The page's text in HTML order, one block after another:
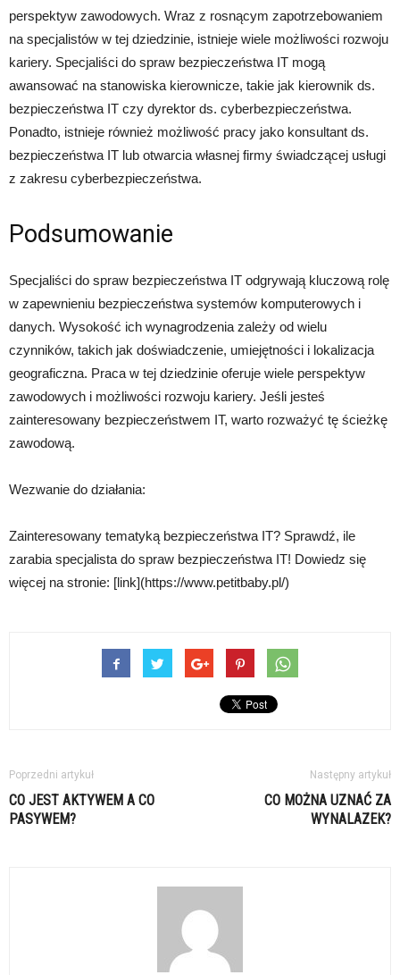
perspektyw zawodowych. Wraz z rosnącym zapotrzebowaniem
na specjalistów w tej dziedzinie, istnieje wiele możliwości rozwoju
kariery. Specjaliści do spraw bezpieczeństwa IT mogą
awansować na stanowiska kierownicze, takie jak kierownik ds.
bezpieczeństwa IT czy dyrektor ds. cyberbezpieczeństwa.
Ponadto, istnieje również możliwość pracy jako konsultant ds.
bezpieczeństwa IT lub otwarcia własnej firmy świadczącej usługi
z zakresu cyberbezpieczeństwa.
Podsumowanie
Specjaliści do spraw bezpieczeństwa IT odgrywają kluczową rolę
w zapewnieniu bezpieczeństwa systemów komputerowych i
danych. Wysokość ich wynagrodzenia zależy od wielu
czynników, takich jak doświadczenie, umiejętności i lokalizacja
geograficzna. Praca w tej dziedzinie oferuje wiele perspektyw
zawodowych i możliwości rozwoju kariery. Jeśli jesteś
zainteresowany bezpieczeństwem IT, warto rozważyć tę ścieżkę
zawodową.
Wezwanie do działania:
Zainteresowany tematyką bezpieczeństwa IT? Sprawdź, ile
zarabia specjalista do spraw bezpieczeństwa IT! Dowiedz się
więcej na stronie: [link](https://www.petitbaby.pl/)
Poprzedni artykuł
CO JEST AKTYWEM A CO
PASYWEM?
Następny artykuł
CO MOŻNA UZNAĆ ZA
WYNALAZEK?